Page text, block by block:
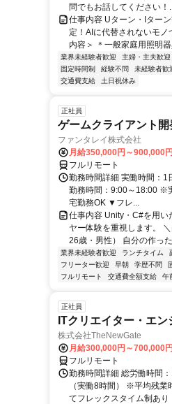
問でもお話してください！
仕事内容 Uターン・Iター
定！AIに代替されないモ
内容＞ ＊一般家庭用照明
業界未経験者歓迎 主婦・主夫歓迎
固定時間制
経験不問 未経験者歓
交通費支給
土日祝休み
正社員
ゲームクライアント
ファンタレイ株式会社
月給350,000円～900,000円
フルリモート
勤務時間詳細 実働時間：1
勤務時間：9:00～18:00 ※
宅勤務OK ▼フレ...
仕事内容 Unity・C#を用い
ヤー体験を重視します。
26歳・男性） 自分の作っ
業界未経験者歓迎 ランチタイム
フリーター歓迎
早朝 学歴不問
フルリモート
交通費全額支給 午
正社員
ITクリエイター・エン
株式会社TheNewGate
月給300,000円～700,000円
フルリモート
勤務時間詳細 総労働時間
（実働8時間） ※平均残
てフレックスタイム制あり